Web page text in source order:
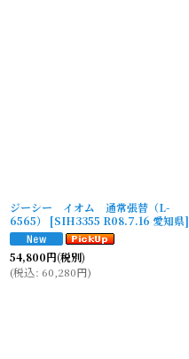
ジーシー イオム 通常張替（L-
6565）
[SIH3355 R08.7.16 愛知県]
54,800円(税別)
(税込: 60,280円)